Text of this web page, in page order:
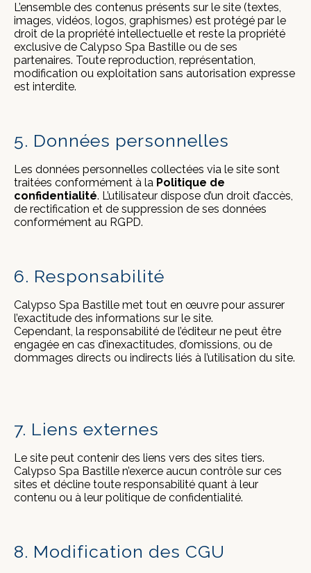
L’ensemble des contenus présents sur le site (textes,
images, vidéos, logos, graphismes) est protégé par le
droit de la propriété intellectuelle et reste la propriété
exclusive de Calypso Spa Bastille ou de ses
partenaires. Toute reproduction, représentation,
modification ou exploitation sans autorisation expresse
est interdite.
5. Données personnelles
Les données personnelles collectées via le site sont
traitées conformément à la Politique de
confidentialité. L’utilisateur dispose d’un droit d’accès,
de rectification et de suppression de ses données
conformément au RGPD.
6. Responsabilité
Calypso Spa Bastille met tout en œuvre pour assurer
l’exactitude des informations sur le site.
Cependant, la responsabilité de l’éditeur ne peut être
engagée en cas d’inexactitudes, d’omissions, ou de
dommages directs ou indirects liés à l’utilisation du site.
7. Liens externes
Le site peut contenir des liens vers des sites tiers.
Calypso Spa Bastille n’exerce aucun contrôle sur ces
sites et décline toute responsabilité quant à leur
contenu ou à leur politique de confidentialité.
8. Modification des CGU